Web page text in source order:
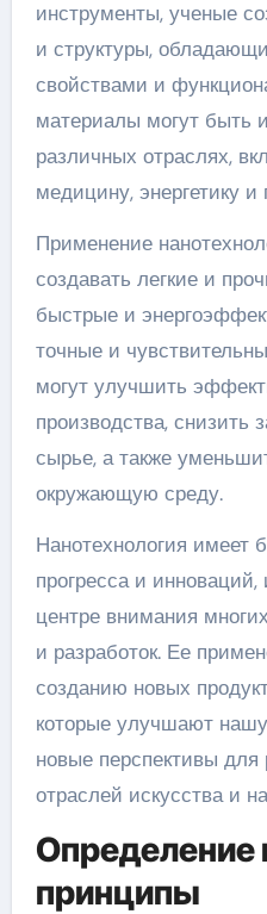
инструменты, ученые
и структуры,
свойствами и
материалы могут быть
различных отраслях,
медицину, энергетику
Применение
создавать легкие и
быстрые и
точные и
могут улучшить
производства, снизить
сырье, а также
окружающую среду.
Нанотехнология имеет
прогресса и
центре внимания
и разработок. Ее
созданию новых
которые улучшают
новые перспективы для
отраслей искусства и
Определение
принципы